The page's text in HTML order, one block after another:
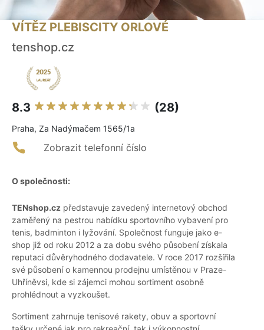
VÍTĚZ PLEBISCITY ORLOVÉ
tenshop.cz
8.3 (28)
Praha, Za Nadýmačem 1565/1a
Zobrazit telefonní číslo
O společnosti:
TENshop.cz představuje zavedený internetový obchod
zaměřený na pestrou nabídku sportovního vybavení pro
tenis, badminton i lyžování. Společnost funguje jako e-
shop již od roku 2012 a za dobu svého působení získala
reputaci důvěryhodného dodavatele. V roce 2017 rozšířila
své působení o kamennou prodejnu umístěnou v Praze-
Uhříněvsi, kde si zájemci mohou sortiment osobně
prohlédnout a vyzkoušet.
Sortiment zahrnuje tenisové rakety, obuv a sportovní